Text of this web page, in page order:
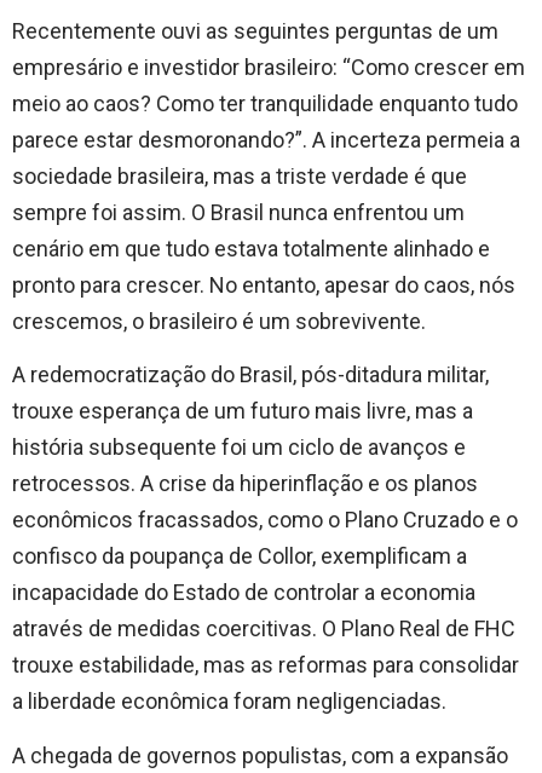
Recentemente ouvi as seguintes perguntas de um
empresário e investidor brasileiro: “Como crescer em
meio ao caos? Como ter tranquilidade enquanto tudo
parece estar desmoronando?”. A incerteza permeia a
sociedade brasileira, mas a triste verdade é que
sempre foi assim. O Brasil nunca enfrentou um
cenário em que tudo estava totalmente alinhado e
pronto para crescer. No entanto, apesar do caos, nós
crescemos, o brasileiro é um sobrevivente.
A redemocratização do Brasil, pós-ditadura militar,
trouxe esperança de um futuro mais livre, mas a
história subsequente foi um ciclo de avanços e
retrocessos. A crise da hiperinflação e os planos
econômicos fracassados, como o Plano Cruzado e o
confisco da poupança de Collor, exemplificam a
incapacidade do Estado de controlar a economia
através de medidas coercitivas. O Plano Real de FHC
trouxe estabilidade, mas as reformas para consolidar
a liberdade econômica foram negligenciadas.
A chegada de governos populistas, com a expansão